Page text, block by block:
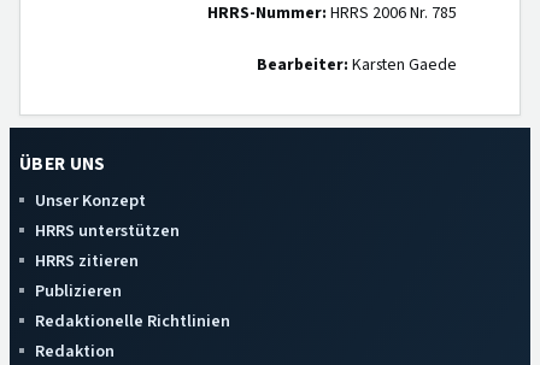
HRRS-Nummer: HRRS 2006 Nr. 785
Bearbeiter: Karsten Gaede
ÜBER UNS
Unser Konzept
HRRS unterstützen
HRRS zitieren
Publizieren
Redaktionelle Richtlinien
Redaktion